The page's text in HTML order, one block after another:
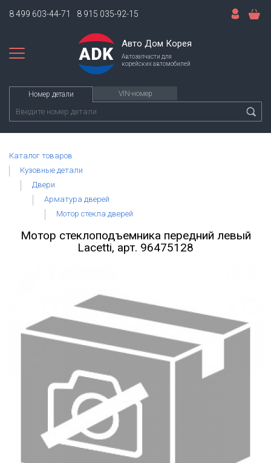
8 499 603-44-71 8 915 035-92-15
Авто Дом Корея
Автозапчасти для
корейских автомобилей
Номер детали VIN-номер
Каталог товаров
Кузовные детали
Двери
Арматура дверей
Мотор стекла дверей
Мотор стеклоподъемника передний левый
Lacetti, арт. 96475128